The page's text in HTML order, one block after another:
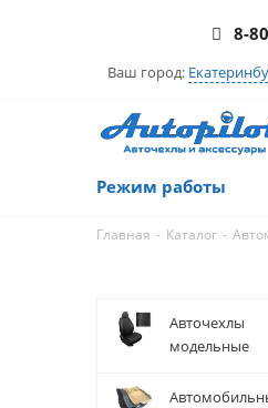
8-
Ваш город:
Режим работы
Главная - Каталог -
Авточехлы
модельные